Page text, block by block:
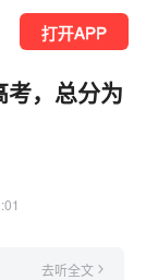
打开APP
，总分为
去听全文